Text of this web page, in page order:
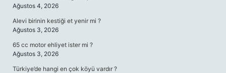
Ağustos 4, 2026
Alevi birinin kestiği et yenir mi ?
Ağustos 3, 2026
65 cc motor ehliyet ister mi ?
Ağustos 3, 2026
Türkiye’de hangi en çok köyü vardır ?